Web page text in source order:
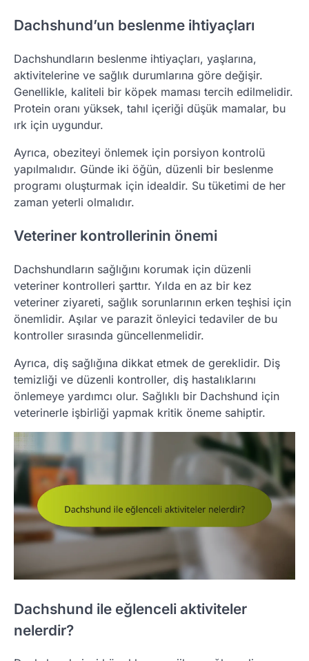
Dachshund’un beslenme ihtiyaçları
Dachshundların beslenme ihtiyaçları, yaşlarına,
aktivitelerine ve sağlık durumlarına göre değişir.
Genellikle, kaliteli bir köpek maması tercih edilmelidir.
Protein oranı yüksek, tahıl içeriği düşük mamalar, bu
ırk için uygundur.
Ayrıca, obeziteyi önlemek için porsiyon kontrolü
yapılmalıdır. Günde iki öğün, düzenli bir beslenme
programı oluşturmak için idealdir. Su tüketimi de her
zaman yeterli olmalıdır.
Veteriner kontrollerinin önemi
Dachshundların sağlığını korumak için düzenli
veteriner kontrolleri şarttır. Yılda en az bir kez
veteriner ziyareti, sağlık sorunlarının erken teşhisi için
önemlidir. Aşılar ve parazit önleyici tedaviler de bu
kontroller sırasında güncellenmelidir.
Ayrıca, diş sağlığına dikkat etmek de gereklidir. Diş
temizliği ve düzenli kontroller, diş hastalıklarını
önlemeye yardımcı olur. Sağlıklı bir Dachshund için
veterinerle işbirliği yapmak kritik öneme sahiptir.
Dachshund ile eğlenceli aktiviteler
nelerdir?